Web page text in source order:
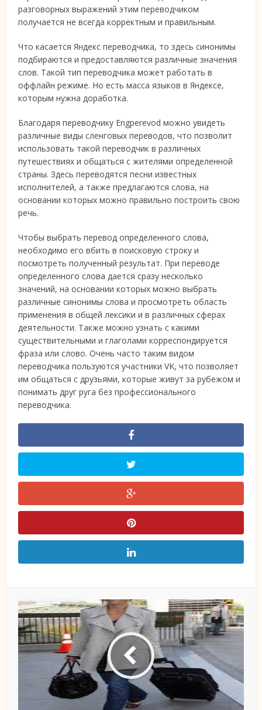
разговорных выражений этим переводчиком
получается не всегда корректным и правильным.
Что касается Яндекс переводчика, то здесь синонимы
подбираются и предоставляются различные значения
слов. Такой тип переводчика может работать в
оффлайн режиме. Но есть масса языков в Яндексе,
которым нужна доработка.
Благодаря переводчику Engperevod можно увидеть
различные виды сленговых переводов, что позволит
использовать такой переводчик в различных
путешествиях и общаться с жителями определенной
страны. Здесь переводятся песни известных
исполнителей, а также предлагаются слова, на
основании которых можно правильно построить свою
речь.
Чтобы выбрать перевод определенного слова,
необходимо его вбить в поисковую строку и
посмотреть полученный результат. При переводе
определенного слова дается сразу несколько
значений, на основании которых можно выбрать
различные синонимы слова и просмотреть область
применения в общей лексики и в различных сферах
деятельности. Также можно узнать с какими
существительными и глаголами корреспондируется
фраза или слово. Очень часто таким видом
переводчика пользуются участники VK, что позволяет
им общаться с друзьями, которые живут за рубежом и
понимать друг руга без профессионального
переводчика.